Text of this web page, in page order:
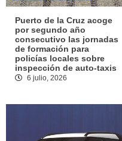
Puerto de la Cruz acoge
por segundo año
consecutivo las jornadas
de formación para
policías locales sobre
inspección de auto-taxis
6 julio, 2026